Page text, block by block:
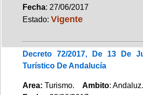
Fecha: 27/06/2017
Estado: Vigente
Decreto 72/2017, De 13 De
Turístico De Andalucía
Area: Turismo. Ambito: